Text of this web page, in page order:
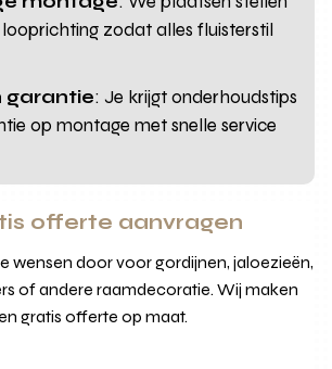
zodat alles fluisterstil
garantie: Je krijgt onderhoudstips
op montage met snelle service
offerte aanvragen
wensen door voor gordijnen, jaloezieën,
of andere raamdecoratie. Wij maken
gratis offerte op maat.